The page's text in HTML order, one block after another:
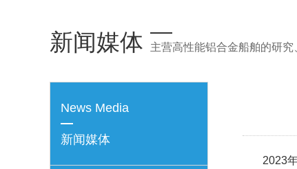
新闻媒体 主营高性能铝合金船舶的研究
News Media
新闻媒体
2023年2